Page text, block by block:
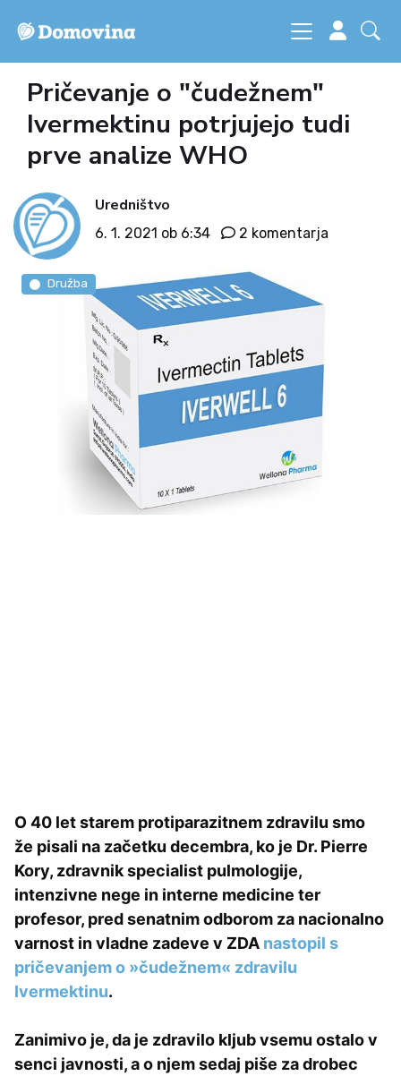
Pričevanje o "čudežnem"
Ivermektinu potrjujejo tudi
prve analize WHO
Uredništvo
6. 1. 2021 ob 6:34 2 komentarja
Družba
O 40 let starem protiparazitnem zdravilu smo
že pisali na začetku decembra, ko je Dr. Pierre
Kory, zdravnik specialist pulmologije,
intenzivne nege in interne medicine ter
profesor, pred senatnim odborom za nacionalno
varnost in vladne zadeve v ZDA nastopil s
pričevanjem o »čudežnem« zdravilu
Ivermektinu.
Zanimivo je, da je zdravilo kljub vsemu ostalo v
senci javnosti, a o njem sedaj piše za drobec